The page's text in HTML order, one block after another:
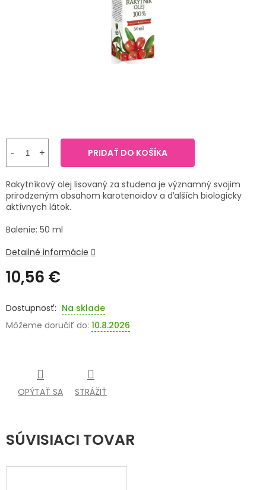
ZDRAVOTNÍCKE
PRÍRODNÉ
LIEKY
SENIORI
ZNAČKY
Prihlásenie
10,56 €
cena:
Na sklade
Môžeme doručiť do: 10.8.2026
PRIDAŤ DO KOŠÍKA
Rakytníkový olej lisovaný za studena je významný svojim
prirodzeným obsahom karotenoidov a ďalších biologicky
aktívnych látok.
Balenie: 50 ml
Detailné informácie
OPÝTAŤ SA STRÁŽIŤ
SÚVISIACI TOVAR